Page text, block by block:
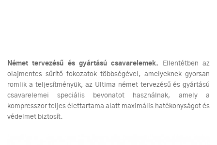
Német tervezésű és gyártású csavarelemek. Ellentétben az
olajmentes sűrítő fokozatok többségével, amelyeknek gyorsan
romlik a teljesítményük, az Ultima német tervezésű és gyártású
csavarelemei speciális bevonatot használnak, amely a
kompresszor teljes élettartama alatt maximális hatékonyságot és
védelmet biztosít.